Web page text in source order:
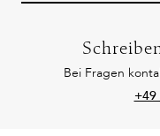
Bei Fragen
+49